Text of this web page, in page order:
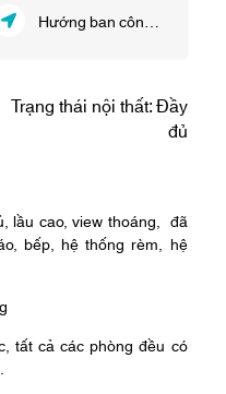
Hướng ban công:
Trạng thái nội thất: Đầy
đủ
lầu cao, view thoáng, đã
bếp, hệ thống rèm, hệ
tất cả các phòng đều có